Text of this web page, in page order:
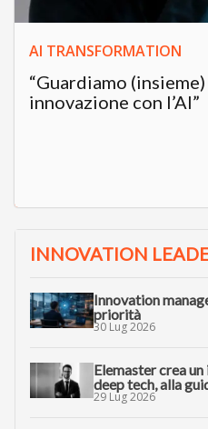
AI TRANSFORMATION
“Guardiamo
innovazione con l’AI”
INNOVATION
Innovation
priorità
30 Lug 2026
Elemaster crea
deep tech, alla
29 Lug 2026